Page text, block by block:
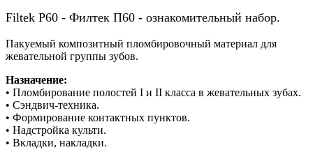
Filtek P60 - Филтек П60 - ознакомительный набор.
Пакуемый композитный пломбировочный материал для
жевательной группы зубов.
Назначение:
• Пломбирование полостей I и II класса в жевательных зубах.
• Сэндвич-техника.
• Формирование контактных пунктов.
• Надстройка культи.
• Вкладки, накладки.